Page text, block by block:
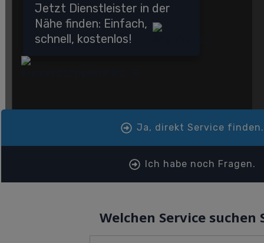
Jetzt Dienstleister in der
Nähe finden: Einfach,
schnell, kostenlos!
Ja, direkt Service finden.
Ich habe noch Fragen.
Welchen Service suchen